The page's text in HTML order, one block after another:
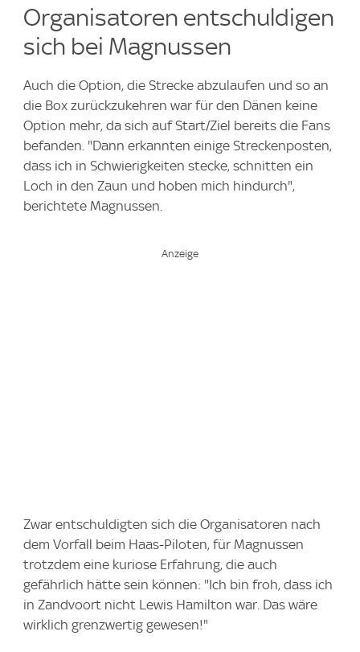
Organisatoren entschuldigen
sich bei Magnussen
Auch die Option, die Strecke abzulaufen und so an
die Box zurückzukehren war für den Dänen keine
Option mehr, da sich auf Start/Ziel bereits die Fans
befanden. "Dann erkannten einige Streckenposten,
dass ich in Schwierigkeiten stecke, schnitten ein
Loch in den Zaun und hoben mich hindurch",
berichtete Magnussen.
Zwar entschuldigten sich die Organisatoren nach
dem Vorfall beim Haas-Piloten, für Magnussen
trotzdem eine kuriose Erfahrung, die auch
gefährlich hätte sein können: "Ich bin froh, dass ich
in Zandvoort nicht Lewis Hamilton war. Das wäre
wirklich grenzwertig gewesen!"